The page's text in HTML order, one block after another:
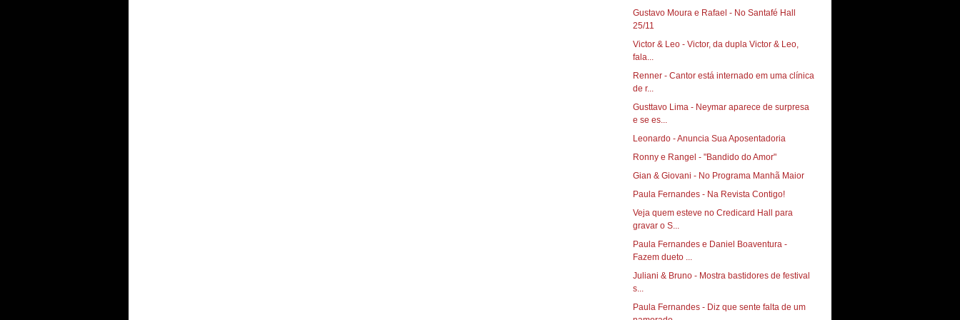
Gustavo Moura e Rafael - No Santafé Hall ‏
25/11
Victor & Leo - Victor, da dupla Victor & Leo,
fala...
Renner - Cantor está internado em uma clínica
de r...
Gusttavo Lima - Neymar aparece de surpresa
e se es...
Leonardo - Anuncia Sua Aposentadoria
Ronny e Rangel - "Bandido do Amor"
Gian & Giovani - No Programa Manhã Maior
Paula Fernandes - Na Revista Contigo!
Veja quem esteve no Credicard Hall para
gravar o S...
Paula Fernandes e Daniel Boaventura -
Fazem dueto ...
Juliani & Bruno - Mostra bastidores de festival
s...
Paula Fernandes - Diz que sente falta de um